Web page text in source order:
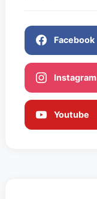
Facebook
Instagram
Youtube